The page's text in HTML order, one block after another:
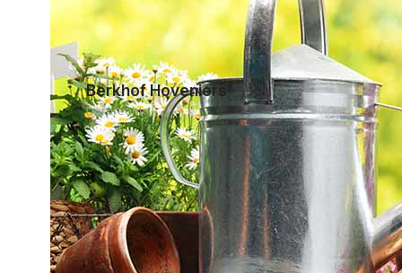
Berkhof Hoveniers
Dordrecht